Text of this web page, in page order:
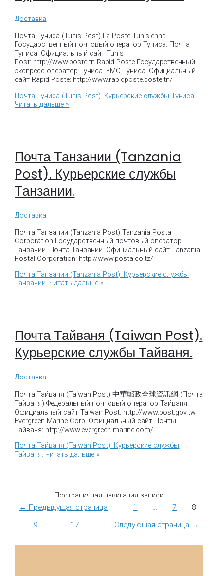
Доставка
Почта Туниса (Tunis Post) La Poste Tunisienne
Государственный почтовый оператор Туниса. Почта
Туниса. Официальный сайт Tunis
Post: http://www.poste.tn Rapid Poste Государственный
экспресс оператор Туниса. ЕМС Туниса. Официальный
сайт Rapid Poste: http://www.rapidposte.poste.tn/
Почта Туниса (Tunis Post). Курьерские службы Туниса.
Читать дальше »
Почта Танзании (Tanzania
Post). Курьерские службы
Танзании.
Доставка
Почта Танзании (Tanzania Post) Tanzania Postal
Corporation Государственный почтовый оператор
Танзании. Почта Танзании. Официальный сайт Tanzania
Postal Corporation: http://www.posta.co.tz/
Почта Танзании (Tanzania Post). Курьерские службы
Танзании. Читать дальше »
Почта Тайваня (Taiwan Post).
Курьерские службы Тайваня.
Доставка
Почта Тайваня (Taiwan Post) 中華郵政全球資訊網 (Почта
Тайваня) Федеральный почтовый оператор Тайваня.
Официальный сайт Taiwan Post: http://www.post.gov.tw
Evergreen Marine Corp. Официальный сайт Почты
Тайваня: http://www.evergreen-marine.com/
Почта Тайваня (Taiwan Post). Курьерские службы
Тайваня. Читать дальше »
Постраничная навигация записи
← Предыдущая страница 1 … 7 8
9 … 17 Следующая страница →